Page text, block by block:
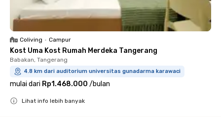
Coliving • Campur
Kost Uma Kost Rumah Merdeka Tangerang
Babakan, Tangerang
4.8 km dari auditorium universitas gunadarma karawaci
mulai dari Rp1.468.000 /bulan
Lihat info lebih banyak